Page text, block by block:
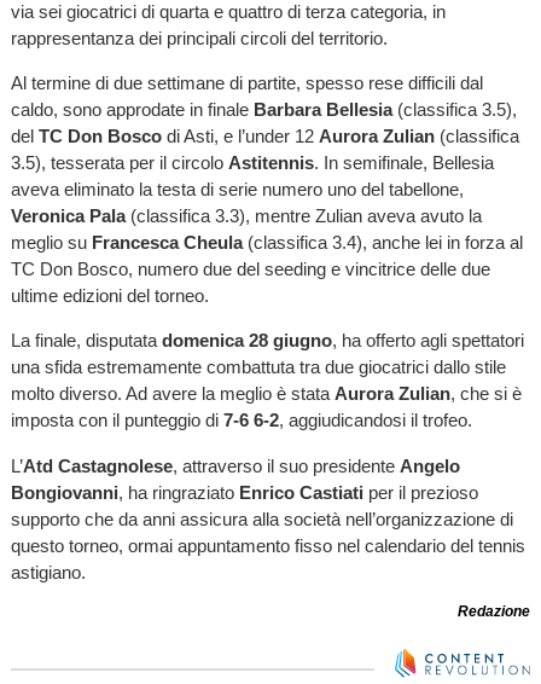
via sei giocatrici di quarta e quattro di terza categoria, in
rappresentanza dei principali circoli del territorio.
Al termine di due settimane di partite, spesso rese difficili dal
caldo, sono approdate in finale Barbara Bellesia(classifica 3.5),
del TC Don Boscodi Asti, e l’under 12 Aurora Zulian(classifica
3.5), tesserata per il circolo Astitennis. In semifinale, Bellesia
aveva eliminato la testa di serie numero uno del tabellone,
Veronica Pala(classifica 3.3), mentre Zulian aveva avuto la
meglio su Francesca Cheula(classifica 3.4), anche lei in forza al
TC Don Bosco, numero due del seeding e vincitrice delle due
ultime edizioni del torneo.
La finale, disputata domenica 28 giugno, ha offerto agli spettatori
una sfida estremamente combattuta tra due giocatrici dallo stile
molto diverso. Ad avere la meglio è stata Aurora Zulian, che si è
imposta con il punteggio di 7-6 6-2, aggiudicandosi il trofeo.
L’Atd Castagnolese, attraverso il suo presidente Angelo
Bongiovanni, ha ringraziato Enrico Castiati per il prezioso
supporto che da anni assicura alla società nell’organizzazione di
questo torneo, ormai appuntamento fisso nel calendario del tennis
astigiano.
Redazione